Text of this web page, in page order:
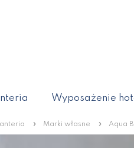
Wyposażenie
» Marki własne » Aqua